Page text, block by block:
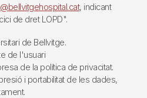
, indicant
de dret LOPD".
de Bellvitge.
de l'usuari
de la política de privacitat.
i portabilitat de les dades,